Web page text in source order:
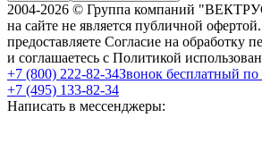
2004-2026 © Группа компаний
на сайте не является публичной
предоставляете Согласие на обработку
и соглашаетесь с Политикой
+7 (800) 222-82-34Звонок бесплатный
+7 (495) 133-82-34
Написать в мессенджеры: